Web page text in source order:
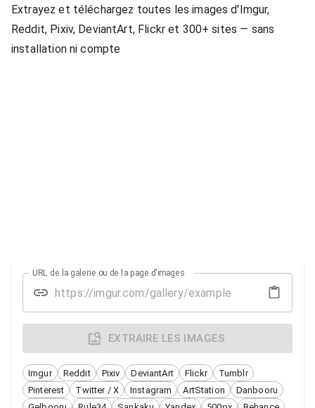
Extrayez et téléchargez toutes les images d'Imgur,
Reddit, Pixiv, DeviantArt, Flickr et 300+ sites — sans
installation ni compte
URL de la galerie ou de la page d'images
EXTRAIRE LES IMAGES
Imgur Reddit Pixiv DeviantArt Flickr
Tumblr
Pinterest
Twitter / X Instagram ArtStation
Danbooru